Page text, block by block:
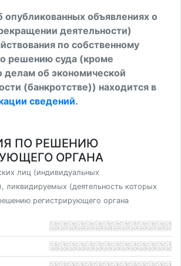
объявлениях о
деятельности)
по собственному
решению суда (кроме
об экономической
(банкротстве)) находится в
сведений.
ПО РЕШЕНИЮ
ОРГАНА
лиц (индивидуальных
ликвидируемых (деятельность которых
регистрирующего органа